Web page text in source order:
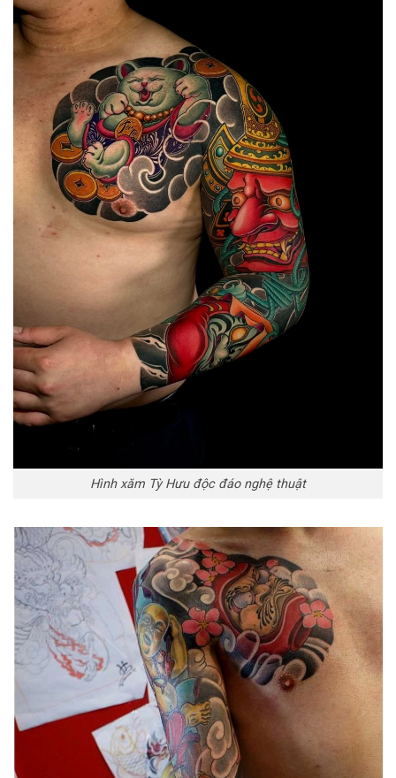
Hình xăm Tỳ Hưu độc đáo nghệ thuật